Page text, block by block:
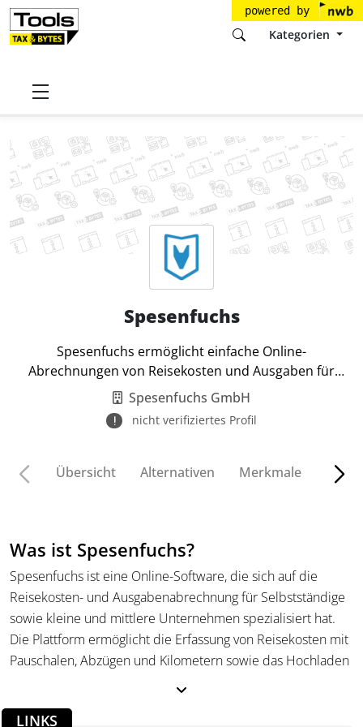
powered by
Kategorien
Startseite
Spesenfuchs
Spesenfuchs ermöglicht einfache Online-
Abrechnungen von Reisekosten und Ausgaben für
Unternehmen.
Spesenfuchs GmbH
nicht verifiziertes Profil
Übersicht Alternativen Merkmale
Was ist Spesenfuchs?
Spesenfuchs ist eine Online-Software, die sich auf die
Reisekosten- und Ausgabenabrechnung für Selbstständige
sowie kleine und mittlere Unternehmen spezialisiert hat.
Die Plattform ermöglicht die Erfassung von Reisekosten mit
Pauschalen, Abzügen und Kilometern sowie das Hochladen
sevDesk, was die Übermittlung an die Buchhaltung oder
LINKS